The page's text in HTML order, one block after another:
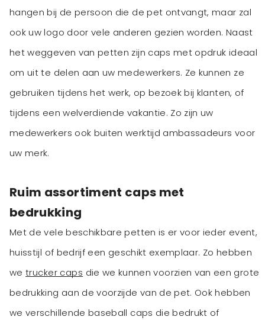
hangen bij de persoon die de pet ontvangt, maar zal
ook uw logo door vele anderen gezien worden. Naast
het weggeven van petten zijn caps met opdruk ideaal
om uit te delen aan uw medewerkers. Ze kunnen ze
gebruiken tijdens het werk, op bezoek bij klanten, of
tijdens een welverdiende vakantie. Zo zijn uw
medewerkers ook buiten werktijd ambassadeurs voor
uw merk.
Ruim assortiment caps met
bedrukking
Met de vele beschikbare petten is er voor ieder event,
huisstijl of bedrijf een geschikt exemplaar. Zo hebben
wetrucker caps die we kunnen voorzien van een grote
bedrukking aan de voorzijde van de pet. Ook hebben
we verschillende baseball caps die bedrukt of